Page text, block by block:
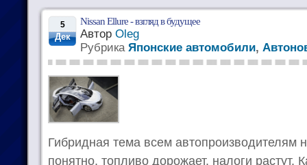
5
Дек
Nissan Ellure - взгляд в будущее
Автор Oleg
Рубрика Японские автомобили,
Гибридная тема всем автопроизводителям
понятно, топливо дорожает, налоги растут.